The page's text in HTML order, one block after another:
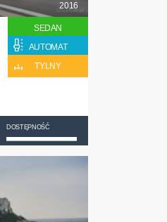
2016
SEDAN
AUTOMAT
TYLNY
DOSTĘPNOŚĆ